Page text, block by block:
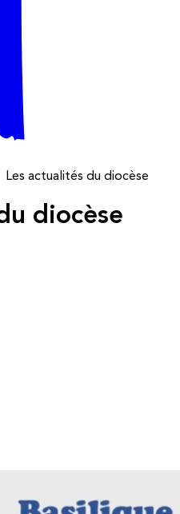
Les actualités du diocèse
diocèse